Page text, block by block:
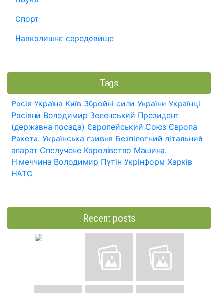
Спорт
Навколишнє середовище
Tags
Росія Україна Київ Збройні сили України Українці
Росіяни Володимир Зеленський Президент
(державна посада) Європейський Союз Європа
Ракета. Українська гривня Безпілотний літальний
апарат Сполучене Королівство Машина.
Німеччина Володимир Путін Укрінформ Харків
НАТО
Recent posts